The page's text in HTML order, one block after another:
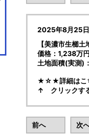
2025年8月25日
【美濃市生櫛
価格：1,238万円
土地面積(実測)
★☆★詳細は
↑ クリックす
前へ 次